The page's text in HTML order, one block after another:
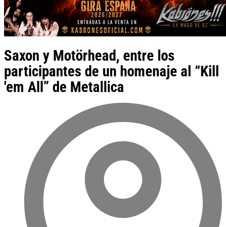
Saxon y Motörhead, entre los
participantes de un homenaje al “Kill
'em All” de Metallica